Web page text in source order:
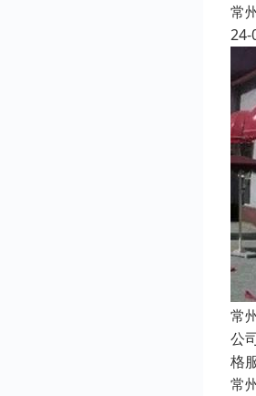
常
24-
常
公
格
常